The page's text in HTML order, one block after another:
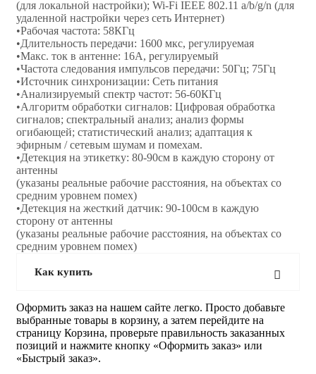
(для локальной настройки); Wi-Fi IEEE 802.11 a/b/g/n (для
удаленной настройки через сеть Интернет)
•Рабочая частота: 58КГц
•Длительность передачи: 1600 мкс, регулируемая
•Макс. ток в антенне: 16А, регулируемый
•Частота следования импульсов передачи: 50Гц; 75Гц
•Источник синхронизации: Сеть питания
•Анализируемый спектр частот: 56-60КГц
•Алгоритм обработки сигналов: Цифровая обработка
сигналов; спектральный анализ; анализ формы
огибающей; статистический анализ; адаптация к
эфирным / сетевым шумам и помехам.
•Детекция на этикетку: 80-90см в каждую сторону от
антенны
(указаны реальные рабочие расстояния, на объектах со
средним уровнем помех)
•Детекция на жесткий датчик: 90-100см в каждую
сторону от антенны
(указаны реальные рабочие расстояния, на объектах со
средним уровнем помех)
Как купить
Оформить заказ на нашем сайте легко. Просто добавьте
выбранные товары в корзину, а затем перейдите на
страницу Корзина, проверьте правильность заказанных
позиций и нажмите кнопку «Оформить заказ» или
«Быстрый заказ».